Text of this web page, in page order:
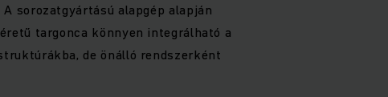
sorozatgyártású alapgép alapján
targonca könnyen integrálható a
de önálló rendszerként